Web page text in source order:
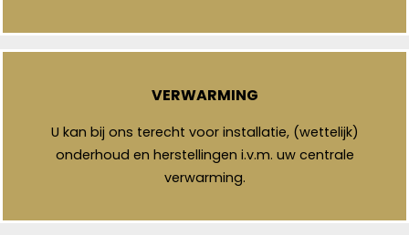
VERWARMING
U kan bij ons terecht voor installatie, (wettelijk)
onderhoud en herstellingen i.v.m. uw centrale
verwarming.